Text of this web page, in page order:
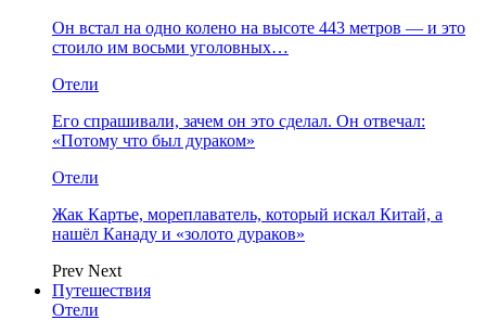
Он встал на одно колено на высоте 443 метров — и это
стоило им восьми уголовных…
Отели
Его спрашивали, зачем он это сделал. Он отвечал:
«Потому что был дураком»
Отели
Жак Картье, мореплаватель, который искал Китай, а
нашёл Канаду и «золото дураков»
Prev Next
Путешествия
Отели